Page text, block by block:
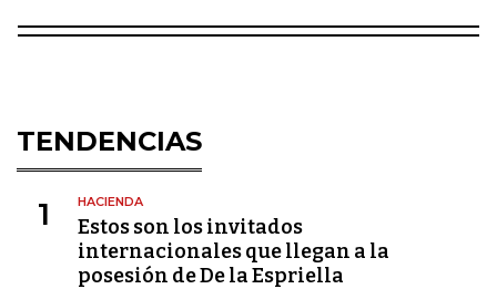
TENDENCIAS
1 HACIENDA
Estos son los invitados
internacionales que llegan a la
posesión de De la Espriella